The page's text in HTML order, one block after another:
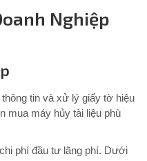
Nghiệp
tin và xử lý giấy tờ hiệu
mua máy hủy tài liệu phù
phí đầu tư lãng phí. Dưới